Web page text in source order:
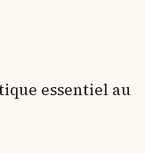
essentiel au